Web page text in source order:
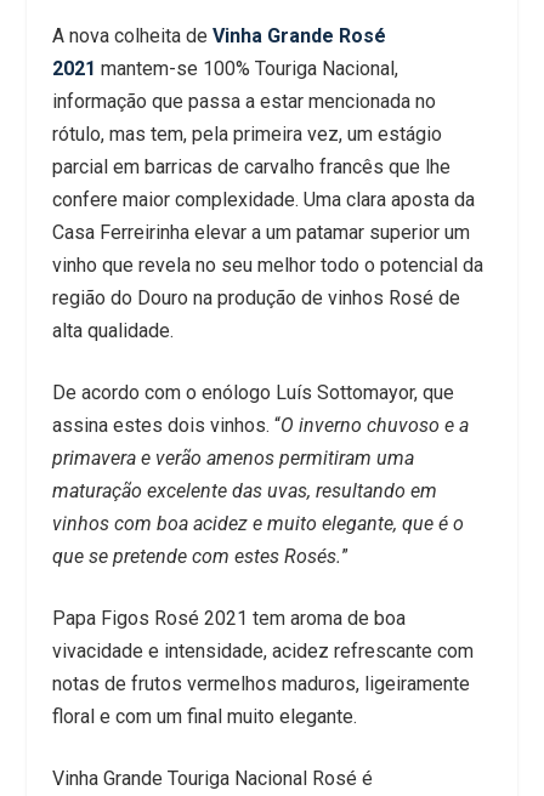
A nova colheita de Vinha Grande Rosé
2021 mantem-se 100% Touriga Nacional,
informação que passa a estar mencionada no
rótulo, mas tem, pela primeira vez, um estágio
parcial em barricas de carvalho francês que lhe
confere maior complexidade. Uma clara aposta da
Casa Ferreirinha elevar a um patamar superior um
vinho que revela no seu melhor todo o potencial da
região do Douro na produção de vinhos Rosé de
alta qualidade.
De acordo com o enólogo Luís Sottomayor, que
assina estes dois vinhos. “O inverno chuvoso e a
primavera e verão amenos permitiram uma
maturação excelente das uvas, resultando em
vinhos com boa acidez e muito elegante, que é o
que se pretende com estes Rosés.”
Papa Figos Rosé 2021 tem aroma de boa
vivacidade e intensidade, acidez refrescante com
notas de frutos vermelhos maduros, ligeiramente
floral e com um final muito elegante.
Vinha Grande Touriga Nacional Rosé é